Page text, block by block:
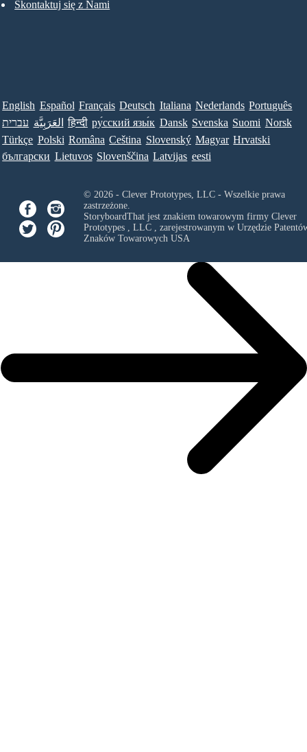
Skontaktuj się z Nami
English Español Français Deutsch Italiana Nederlands Português
עברית العَرَبِيَّة हिन्दी ру́сский язы́к Dansk Svenska Suomi Norsk
Türkçe Polski Româna Ceština Slovenský Magyar Hrvatski
български Lietuvos Slovenščina Latvijas eesti
© 2026 - Clever Prototypes, LLC - Wszelkie prawa
zastrzeżone.
StoryboardThat jest znakiem towarowym firmy Clever
Prototypes , LLC, zarejestrowanym w Urzędzie
Znaków Towarowych USA